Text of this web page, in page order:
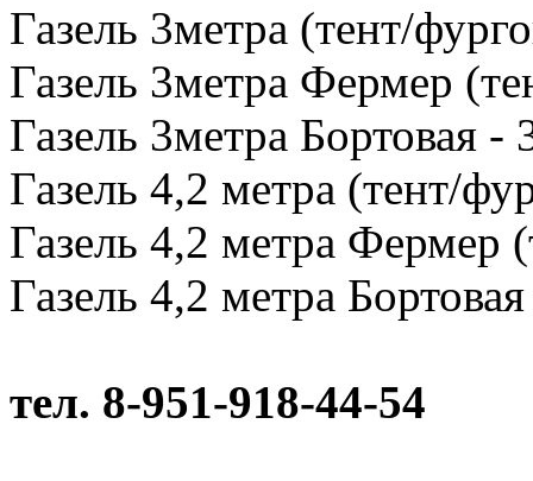
Газель 3метра (тент/
Газель 3метра Фермер
Газель 3метра Бортовая -
Газель 4,2 метра (тент/
Газель 4,2 метра Фермер
Газель 4,2 метра
тел. 8-951-918-44-54